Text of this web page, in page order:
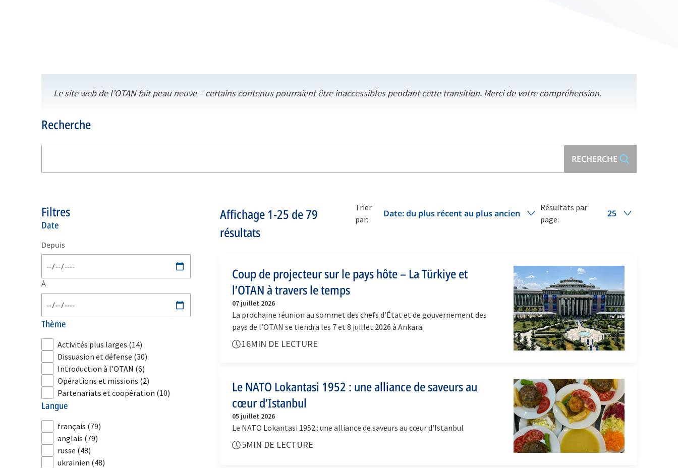
Le site web de l’OTAN fait peau neuve – certains contenus pourraient être inaccessibles pendant cette transition. Merci de votre compréhension.
Recherche
RECHERCHE
Filtres
date
Depuis
À
thème
Activités plus larges (14)
Dissuasion et défense (30)
Introduction à l'OTAN (6)
Opérations et missions (2)
Partenariats et coopération (10)
langue
français (79)
anglais (79)
russe (48)
ukrainien (48)
Affichage1-25 de79
résultats
Trier
par:
Date: du plus récent au plus ancien
Résultats par
page:
25
Coup de projecteur sur le pays hôte – La Türkiye et
l’OTAN à travers le temps
07 juillet 2026
La prochaine réunion au sommet des chefs d’État et de gouvernement des
pays de l’OTAN se tiendra les 7 et 8 juillet 2026 à Ankara.
16MIN DE LECTURE
Le NATO Lokantasi 1952 : une alliance de saveurs au
cœur d’Istanbul
05 juillet 2026
Le NATO Lokantasi 1952 : une alliance de saveurs au cœur d’Istanbul
5MIN DE LECTURE